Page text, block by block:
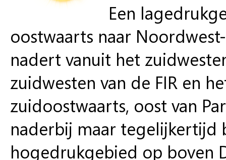
Een
oostwaarts naar
nadert vanuit het
zuidwesten van de FIR en
zuidoostwaarts, oost van
naderbij maar tegelijkertijd
hogedrukgebied op boven